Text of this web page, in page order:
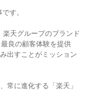
す。
楽天グループのブランド
良の顧客体験を提供
出すことがミッション
常に進化する「楽天」